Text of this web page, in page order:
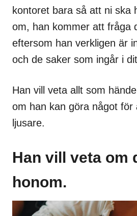
kontoret bara så att ni ska
om, han kommer att fråga
eftersom han verkligen är
och de saker som ingår i
Han vill veta allt som
om han kan göra något för
ljusare.
Han vill veta om
honom.